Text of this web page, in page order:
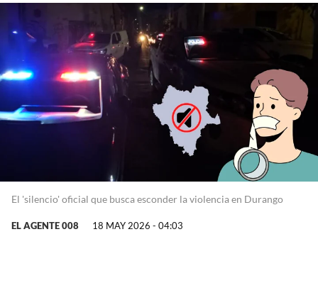
El 'silencio' oficial que busca esconder la violencia en Durango
EL AGENTE 008 18 MAY 2026 - 04:03